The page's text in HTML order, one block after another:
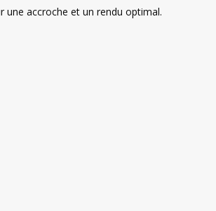
une accroche et un rendu optimal.